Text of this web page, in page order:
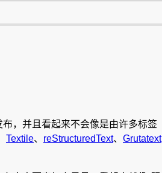
，并且看起来不会像是由许多标签
Textile、 reStructuredText、 Grutatext